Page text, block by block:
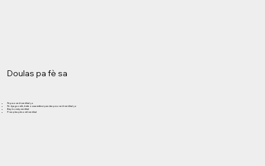
Fè pwosedi medikal yo
Fè dyagnostik, trete oswa entèvni pandan pwosedi medikal yo
Bay konsèy medikal
Pran plas pèsonèl medikal
Doulas pa fè sa